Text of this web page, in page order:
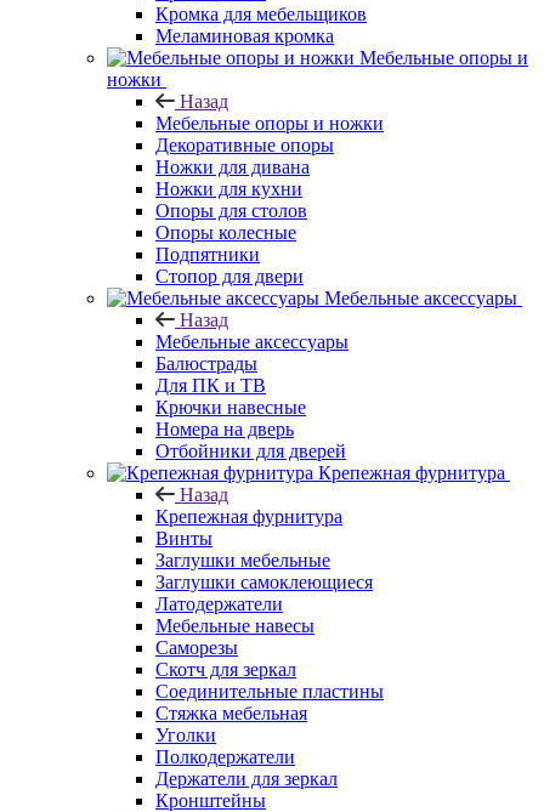
Кромка для мебельщиков
Меламиновая кромка
Мебельные опоры и
ножки
Назад
Мебельные опоры и ножки
Декоративные опоры
Ножки для дивана
Ножки для кухни
Опоры для столов
Опоры колесные
Подпятники
Стопор для двери
Мебельные аксессуары
Назад
Мебельные аксессуары
Балюстрады
Для ПК и ТВ
Крючки навесные
Номера на дверь
Отбойники для дверей
Крепежная фурнитура
Назад
Крепежная фурнитура
Винты
Заглушки мебельные
Заглушки самоклеющиеся
Латодержатели
Мебельные навесы
Саморезы
Скотч для зеркал
Соединительные пластины
Стяжка мебельная
Уголки
Полкодержатели
Держатели для зеркал
Кронштейны